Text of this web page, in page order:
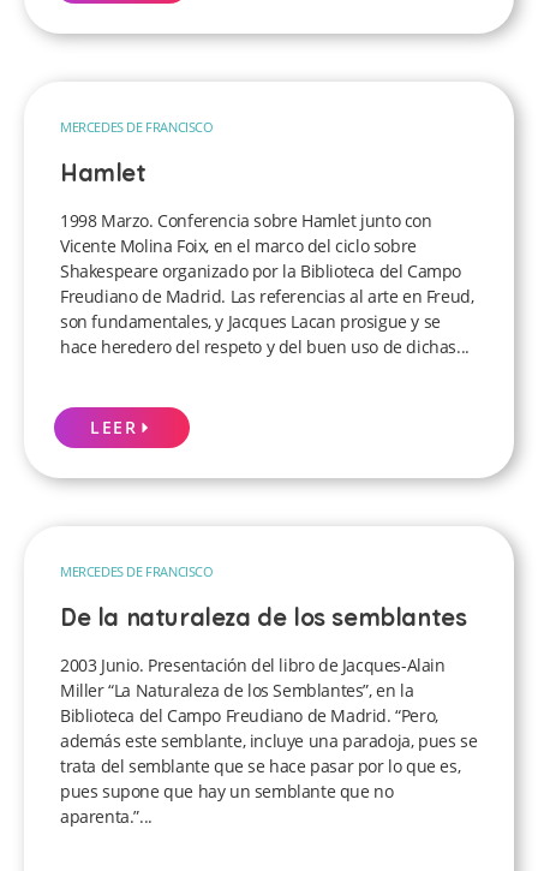
MERCEDES DE FRANCISCO
Hamlet
1998 Marzo. Conferencia sobre Hamlet junto con
Vicente Molina Foix, en el marco del ciclo sobre
Shakespeare organizado por la Biblioteca del Campo
Freudiano de Madrid. Las referencias al arte en Freud,
son fundamentales, y Jacques Lacan prosigue y se
hace heredero del respeto y del buen uso de dichas...
LEER
MERCEDES DE FRANCISCO
De la naturaleza de los semblantes
2003 Junio. Presentación del libro de Jacques-Alain
Miller “La Naturaleza de los Semblantes”, en la
Biblioteca del Campo Freudiano de Madrid. “Pero,
además este semblante, incluye una paradoja, pues se
trata del semblante que se hace pasar por lo que es,
pues supone que hay un semblante que no
aparenta.”...